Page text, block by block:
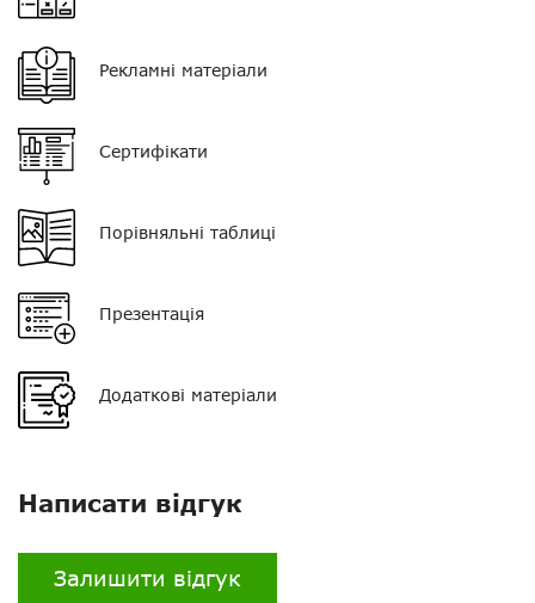
Клавіатура
Тип мікрофона
Кнопка PTT
Роз'єм
Рекламні матеріали
Сертифікати
Порівняльні таблиці
Презентація
Додаткові матеріали
Написати відгук
Залишити відгук